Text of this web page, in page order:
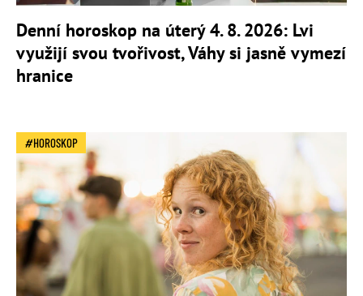
Denní horoskop na úterý 4. 8. 2026: Lvi
využijí svou tvořivost, Váhy si jasně vymezí
hranice
HOROSKOP